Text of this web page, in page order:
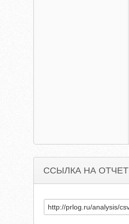
ССЫЛКА НА ОТЧЕТ